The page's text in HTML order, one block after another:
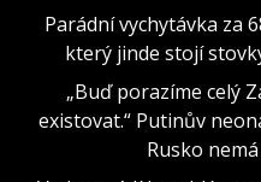
Parádní vychytávka za
který jinde stojí
„Buď porazíme celý
existovat.“ Putinův
Rusko